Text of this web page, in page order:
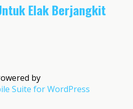
Elak Berjangkit
by
Suite for WordPress